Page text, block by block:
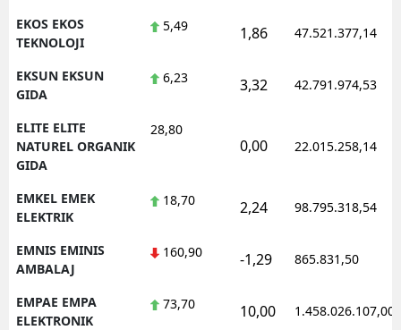
EKOS EKOS
TEKNOLOJI
5,49 1,86 47.521.377,14
EKSUN EKSUN
GIDA
6,23 3,32 42.791.974,53
ELITE ELITE
NATUREL ORGANIK
GIDA
28,80
0,00 22.015.258,14
EMKEL EMEK
ELEKTRIK
18,70 2,24 98.795.318,54
EMNIS EMINIS
AMBALAJ
160,90 -1,29 865.831,50
EMPAE EMPA
ELEKTRONIK
73,70 10,00 1.458.026.107,00